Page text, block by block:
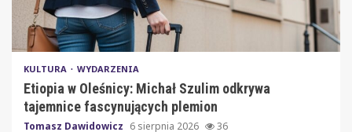
KULTURA WYDARZENIA
Etiopia w Oleśnicy: Michał Szulim odkrywa
tajemnice fascynujących plemion
Tomasz Dawidowicz 6 sierpnia 2026 36